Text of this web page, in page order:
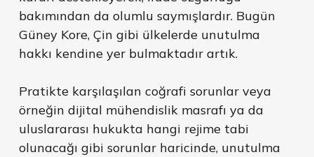
bakımından da olumlu saymışlardır. Bugün
Güney Kore, Çin gibi ülkelerde unutulma
hakkı kendine yer bulmaktadır artık.
Pratikte karşılaşılan coğrafi sorunlar veya
örneğin dijital mühendislik masrafı ya da
uluslararası hukukta hangi rejime tabi
olunacağı gibi sorunlar haricinde, unutulma